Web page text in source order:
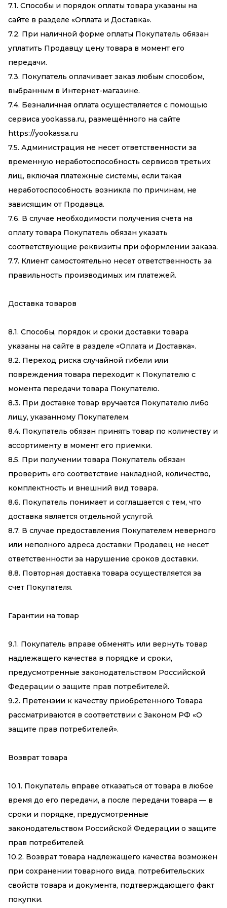
7.1. Способы и порядок оплаты товара указаны на
сайте в разделе «Оплата и Доставка».
7.2. При наличной форме оплаты Покупатель обязан
уплатить Продавцу цену товара в момент его
передачи.
7.3. Покупатель оплачивает заказ любым способом,
выбранным в Интернет-магазине.
7.4. Безналичная оплата осуществляется с помощью
сервиса yookassa.ru, размещённого на сайте
https://yookassa.ru
7.5. Администрация не несет ответственности за
временную неработоспособность сервисов третьих
лиц, включая платежные системы, если такая
неработоспособность возникла по причинам, не
зависящим от Продавца.
7.6. В случае необходимости получения счета на
оплату товара Покупатель обязан указать
соответствующие реквизиты при оформлении заказа.
7.7. Клиент самостоятельно несет ответственность за
правильность производимых им платежей.
Доставка товаров
8.1. Способы, порядок и сроки доставки товара
указаны на сайте в разделе «Оплата и Доставка».
8.2. Переход риска случайной гибели или
повреждения товара переходит к Покупателю с
момента передачи товара Покупателю.
8.3. При доставке товар вручается Покупателю либо
лицу, указанному Покупателем.
8.4. Покупатель обязан принять товар по количеству и
ассортименту в момент его приемки.
8.5. При получении товара Покупатель обязан
проверить его соответствие накладной, количество,
комплектность и внешний вид товара.
8.6. Покупатель понимает и соглашается с тем, что
доставка является отдельной услугой.
8.7. В случае предоставления Покупателем неверного
или неполного адреса доставки Продавец не несет
ответственности за нарушение сроков доставки.
8.8. Повторная доставка товара осуществляется за
счет Покупателя.
Гарантии на товар
9.1. Покупатель вправе обменять или вернуть товар
надлежащего качества в порядке и сроки,
предусмотренные законодательством Российской
Федерации о защите прав потребителей.
9.2. Претензии к качеству приобретенного Товара
рассматриваются в соответствии с Законом РФ «О
защите прав потребителей».
Возврат товара
10.1. Покупатель вправе отказаться от товара в любое
время до его передачи, а после передачи товара — в
сроки и порядке, предусмотренные
законодательством Российской Федерации о защите
прав потребителей.
10.2. Возврат товара надлежащего качества возможен
при сохранении товарного вида, потребительских
свойств товара и документа, подтверждающего факт
покупки.